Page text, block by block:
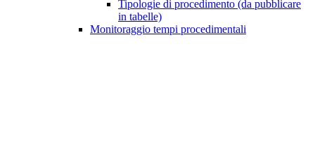
Tipologie di procedimento (da pubblicare
in tabelle)
Monitoraggio tempi procedimentali